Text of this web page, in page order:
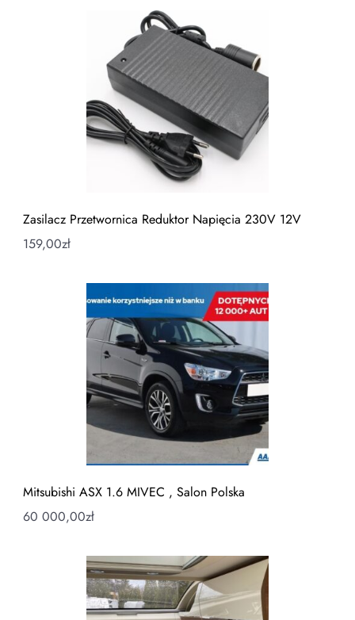
Zasilacz Przetwornica Reduktor Napięcia 230V 12V
159,00zł
Mitsubishi ASX 1.6 MIVEC , Salon Polska
60 000,00zł